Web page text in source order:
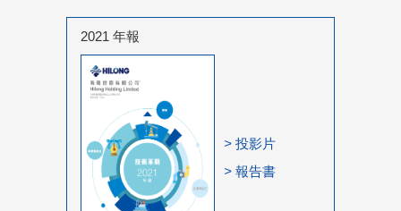
2021 年報
> 投影片
> 報告書